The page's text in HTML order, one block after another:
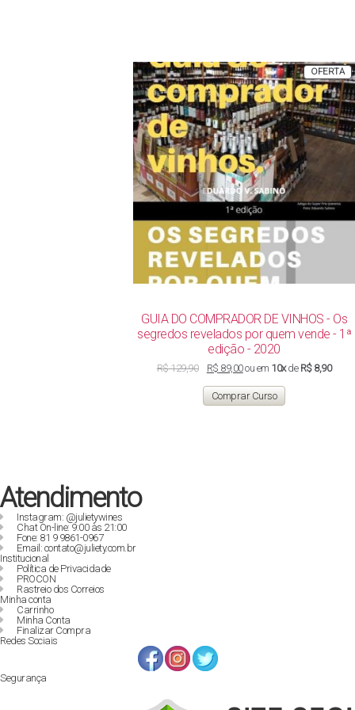
OFERTA
GUIA DO COMPRADOR DE VINHOS - Os
segredos revelados por quem vende - 1ª
edição - 2020
R$129,90
original
era:
R$ 129,90.
R$ 89,00O
atual
é:
R$ 89,00.
ou em 10xde R$ 8,90
Comprar Curso
Atendimento
Instagram: @julietywines
Chat On-line: 9:00 às 21:00
Fone: 81 9 9861-0967
Email: contato@juliety.com.br
Institucional
Política de Privacidade
PROCON
Rastreio dos Correios
Minha conta
Carrinho
Minha Conta
Finalizar Compra
Redes Sociais
Segurança